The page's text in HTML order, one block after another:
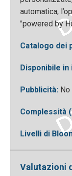
Per guardare i
automatica,
"powered by
Catalogo dei
Disponibile in
Pubblicità: No
Complessità
Livelli di
Valutazioni